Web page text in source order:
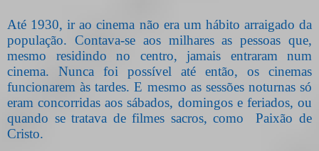
Até 1930, ir ao cinema não era um hábito arraigado da
população. Contava-se aos milhares as pessoas que,
mesmo residindo no centro, jamais entraram num
cinema. Nunca foi possível até então, os cinemas
funcionarem às tardes. E mesmo as sessões noturnas só
eram concorridas aos sábados, domingos e feriados, ou
quando se tratava de filmes sacros, como
Paixão de
Cristo.